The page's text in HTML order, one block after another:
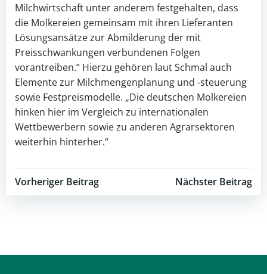
Milchwirtschaft unter anderem festgehalten, dass
die Molkereien gemeinsam mit ihren Lieferanten
Lösungsansätze zur Abmilderung der mit
Preisschwankungen verbundenen Folgen
vorantreiben.” Hierzu gehören laut Schmal auch
Elemente zur Milchmengenplanung und -steuerung
sowie Festpreismodelle. „Die deutschen Molkereien
hinken hier im Vergleich zu internationalen
Wettbewerbern sowie zu anderen Agrarsektoren
weiterhin hinterher.“
Post
Vorheriger Beitrag
PostNächster Beitrag